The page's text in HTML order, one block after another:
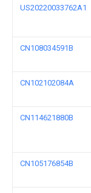
US20220033762A1
CN108034591B
CN102102084A
CN114621880B
CN105176854B